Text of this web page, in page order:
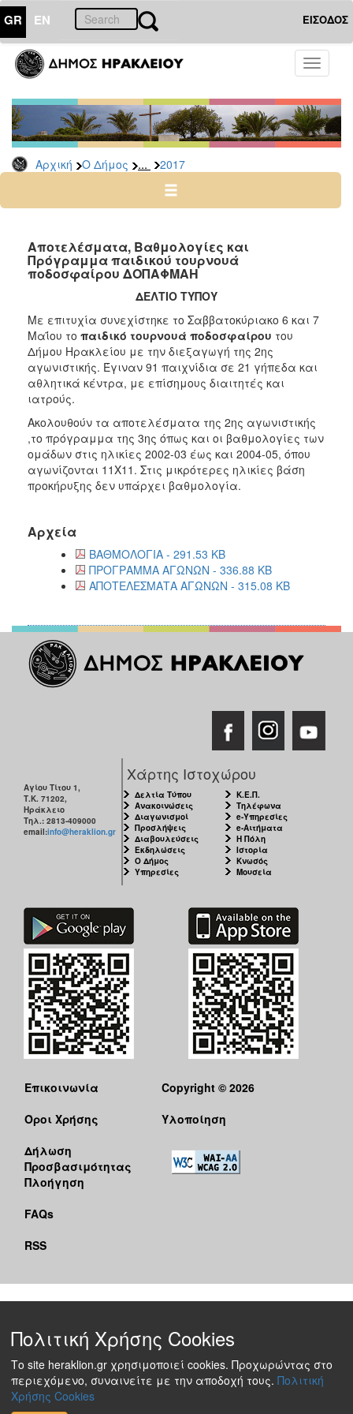
GR EN ΕΙΣΟΔΟΣ
Toggle
Αρχική Ο Δήμος ... 2017
ΔΗΜΟΣ
Δελτία
Τύπου
Αρχείο
2026
2024
2022
2021
2019
2018
2017
2016
2015
2013
2012
2011
ΤΟΠΟΣ
ΠΟΛΙΤΙΣΜΟΣ
Αποτελέσματα, Βαθμολογίες και
Πρόγραμμα παιδικού τουρνουά
ποδοσφαίρου ΔΟΠΑΦΜΑΗ
ΔΕΛΤΙΟ ΤΥΠΟΥ
Με επιτυχία συνεχίστηκε το Σαββατοκύριακο 6 και 7
Μαΐου το παιδικό τουρνουά ποδοσφαίρου του
Δήμου Ηρακλείου με την διεξαγωγή της 2ης
αγωνιστικής. Έγιναν 91 παιχνίδια σε 21 γήπεδα και
αθλητικά κέντρα, με επίσημους διαιτητές και
ιατρούς.
Ακολουθούν τα αποτελέσματα της 2ης αγωνιστικής
,το πρόγραμμα της 3ης όπως και οι βαθμολογίες των
ομάδων στις ηλικίες 2002-03 έως και 2004-05, όπου
αγωνίζονται 11Χ11. Στις μικρότερες ηλικίες βάση
προκήρυξης δεν υπάρχει βαθμολογία.
Αρχεία
ΒΑΘΜΟΛΟΓΙΑ - 291.53 KB
ΠΡΟΓΡΑΜΜΑ ΑΓΩΝΩΝ - 336.88 KB
ΑΠΟΤΕΛΕΣΜΑΤΑ ΑΓΩΝΩΝ - 315.08 KB
Αγίου Τίτου 1,
Τ.Κ. 71202,
Ηράκλειο
Τηλ.: 2813-409000
email:info@heraklion.gr
Χάρτης Ιστοχώρου
Δελτία Τύπου
Ανακοινώσεις
Διαγωνισμοί
Προσλήψεις
Διαβουλεύσεις
Εκδηλώσεις
Ο Δήμος
Υπηρεσίες
Κ.Ε.Π.
Τηλέφωνα
e-Υπηρεσίες
e-Αιτήματα
Η Πόλη
Ιστορία
Κνωσός
Μουσεία
Επικοινωνία
Όροι Χρήσης
Δήλωση
Προσβασιμότητας
Πλοήγηση
FAQs
RSS
Copyright © 2026
Υλοποίηση
Πολιτική Χρήσης Cookies
Το site heraklion.gr χρησιμοποιεί cookies. Προχωρώντας στο
περιεχόμενο, συναινείτε με την αποδοχή τους. Πολιτική
Χρήσης Cookies